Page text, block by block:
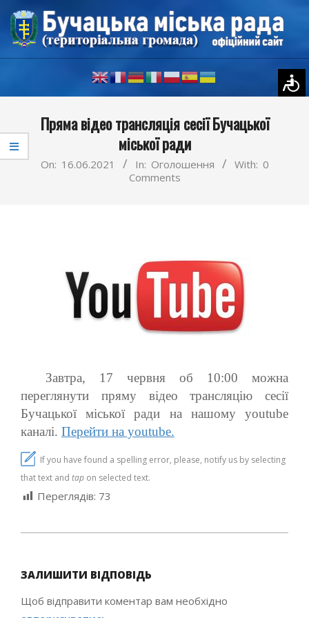
Skip
content
Navigation
Menu
Пряма відео трансляція сесії Бучацької
міської ради
On: 16.06.2021 In: Оголошення With: 0
Comments
Завтра, 17 червня об 10:00 можна
переглянути пряму відео трансляцію сесії
Бучацької міської ради на нашому youtube
каналі. Перейти на youtube.
If you have found a spelling error, please, notify us by selecting
that text and tap on selected text.
Переглядів: 73
16
ЗАЛИШИТИ ВІДПОВІДЬ
Щоб відправити коментар вам необхідно